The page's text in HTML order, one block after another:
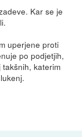
Kar se je
uperjene proti
po podjetjih,
katerim